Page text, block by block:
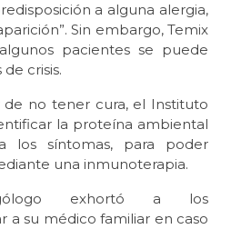
a alguna alergia,
Sin embargo, Temix
pacientes se puede
crisis.
de no tener cura, el Instituto
la proteína ambiental
los síntomas, para poder
una inmunoterapia.
exhortó a los
a su médico familiar en caso